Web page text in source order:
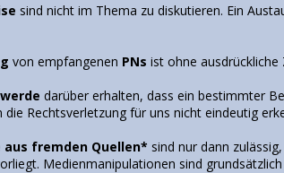
sind nicht im Thema zu diskutieren. Ein
von empfangenen PNs ist ohne
darüber erhalten, dass ein bestimmter
Rechtsverletzung für uns nicht eindeutig
fremden Quellen* sind nur dann
Medienmanipulationen sind